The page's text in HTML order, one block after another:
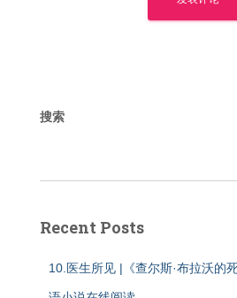
搜索
Recent Posts
10.医生所见 |《查尔斯·布拉沃的